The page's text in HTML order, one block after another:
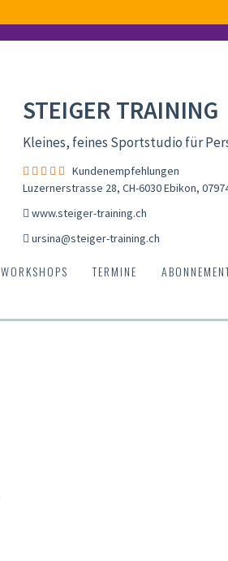
STEIGER TRAINING
Kleines, feines Sportstudio für
Kundenempfehlungen
Luzernerstrasse 28, CH-6030 Ebikon,
www.steiger-training.ch
ursina@steiger-training.ch
WORKSHOPS TERMINE